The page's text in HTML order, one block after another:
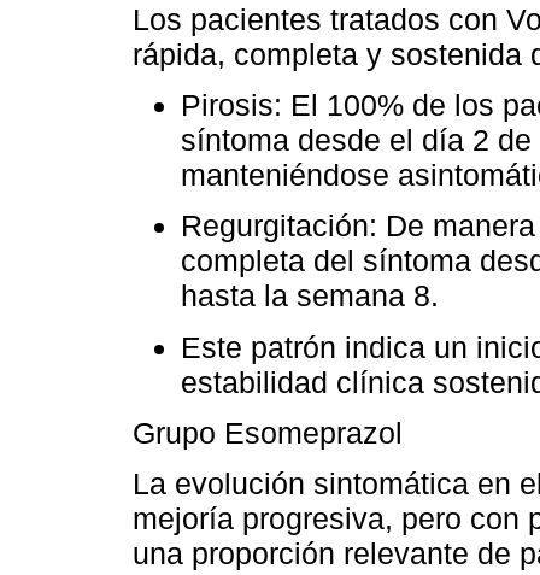
Los pacientes tratados con
rápida, completa y sostenida
Pirosis: El 100% de los
síntoma desde el día 2
manteniéndose
Regurgitación: De
completa del síntoma
hasta la semana 8.
Este patrón indica un
estabilidad clínica
Grupo Esomeprazol
La evolución sintomática en
mejoría progresiva, pero con
una proporción relevante de